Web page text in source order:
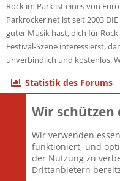
Rock im Park ist eines von
Parkrocker.net ist seit 2003
guter Musik hast, dich für
Festival-Szene interessierst,
unverbindlich und kostenlos.
Statistik des Forums
Themen
Mitglieder
Neuestes Mitglied
Wir schützen
Wir verwenden
funktioniert, und
der Nutzung zu
Drittanbietern